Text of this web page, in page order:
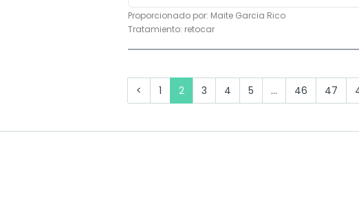
Proporcionado por: Maite Garcia Rico
Tratamiento: retocar
< 1 2 3 4 5 ... 46 47